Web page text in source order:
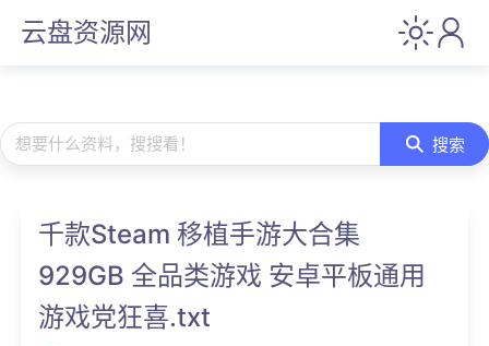
云盘资源网
想要什么资料，搜搜看！ 搜索
千款Steam 移植手游大合集
929GB 全品类游戏 安卓平板通用
游戏党狂喜.txt